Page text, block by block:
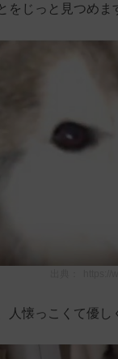
をじっと見つめま
人懐っこくて優